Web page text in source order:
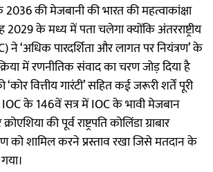
की मेजबानी की भारत की महत्वाकांक्षा
2029 के मध्य में पता चलेगा क्योंकि अंतरराष्ट्रीय
‘अधिक पारदर्शिता और लागत पर नियंत्रण’ के
में रणनीतिक संवाद का चरण जोड़ दिया है
वित्तीय गारंटी’ सहित कई जरूरी शर्तें पूरी
IOC के 146वें सत्र में IOC के भावी मेजबान
की पूर्व राष्ट्रपति कोलिंडा ग्राबार
को शामिल करने प्रस्ताव रखा जिसे मतदान के